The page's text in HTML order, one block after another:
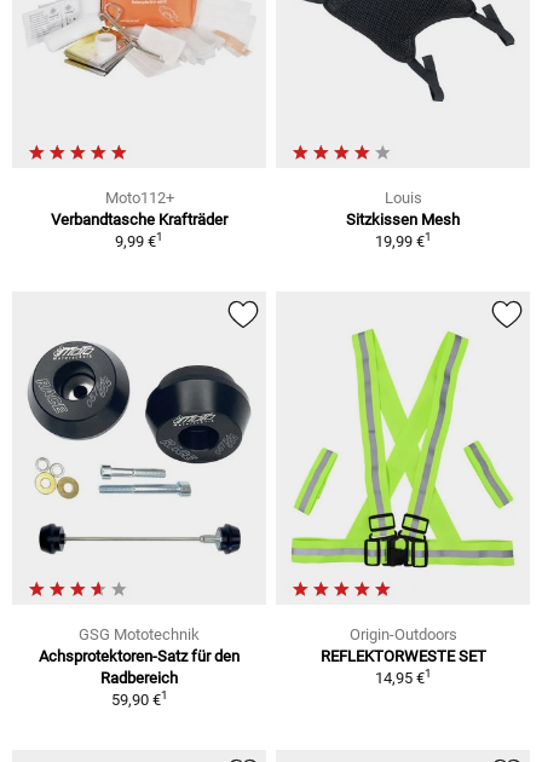
Moto112+
Verbandtasche Krafträder
9,99 €1
Louis
Sitzkissen Mesh
19,99 €1
GSG Mototechnik
Achsprotektoren-Satz für den
Radbereich
59,90 €1
Origin-Outdoors
REFLEKTORWESTE SET
14,95 €1